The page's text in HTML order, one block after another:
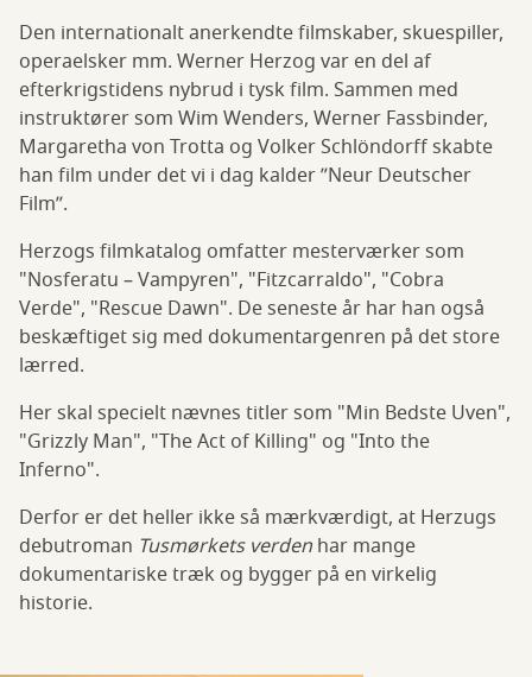
Den internationalt anerkendte filmskaber, skuespiller,
operaelsker mm. Werner Herzog var en del af
efterkrigstidens nybrud i tysk film. Sammen med
instruktører som Wim Wenders, Werner Fassbinder,
Margaretha von Trotta og Volker Schlöndorff skabte
han film under det vi i dag kalder ”Neur Deutscher
Film”.
Herzogs filmkatalog omfatter mesterværker som
"Nosferatu – Vampyren", "Fitzcarraldo", "Cobra
Verde", "Rescue Dawn". De seneste år har han også
beskæftiget sig med dokumentargenren på det store
lærred.
Her skal specielt nævnes titler som "Min Bedste Uven",
"Grizzly Man", "The Act of Killing" og "Into the
Inferno".
Derfor er det heller ikke så mærkværdigt, at Herzugs
debutroman Tusmørkets verden har mange
dokumentariske træk og bygger på en virkelig
historie.